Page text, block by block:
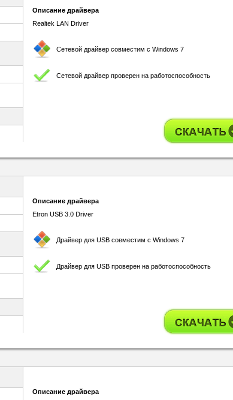
Описание драйвера
Realtek LAN Driver
Сетевой драйвер совместим с Windows 7
Сетевой драйвер проверен на работоспособность
Описание драйвера
Etron USB 3.0 Driver
Драйвер для USB совместим с Windows 7
Драйвер для USB проверен на работоспособность
Описание драйвера